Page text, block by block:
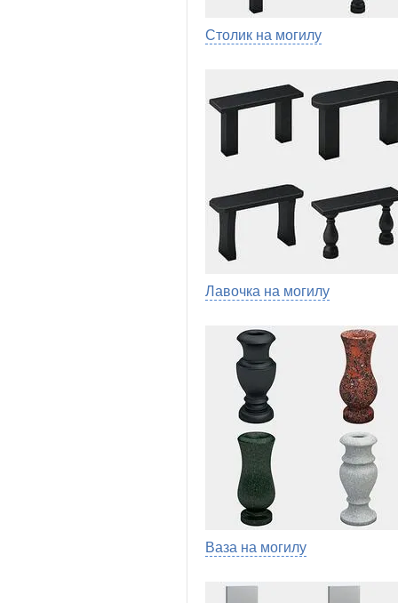
Столик на могилу
Лавочка на могилу
Ваза на могилу